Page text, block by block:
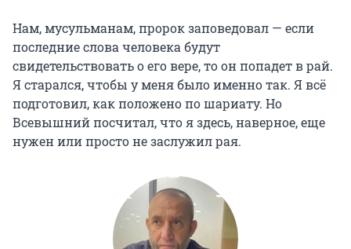
Нам, мусульманам, пророк заповедовал — если
последние слова человека будут
свидетельствовать о его вере, то он попадет в рай.
Я старался, чтобы у меня было именно так. Я всё
подготовил, как положено по шариату. Но
Всевышний посчитал, что я здесь, наверное, еще
нужен или просто не заслужил рая.